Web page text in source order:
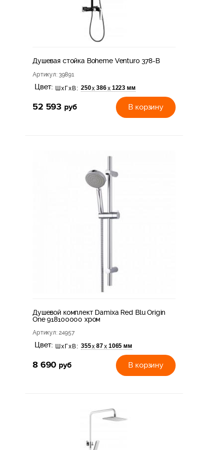
Душевая стойка Boheme Venturo 378-B
Артикул: 39891
Цвет: ШхГхВ: 250х 386х 1223 мм
52 593 руб В корзину
Душевой комплект Damixa Red Blu Origin
One 918100000 хром
Артикул: 24957
Цвет: ШхГхВ: 355х 87х 1065 мм
8 690 руб В корзину